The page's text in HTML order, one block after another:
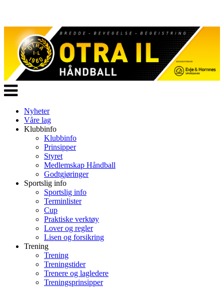
Veksle
navigasjon
Nyheter
Våre lag
Klubbinfo
Klubbinfo
Prinsipper
Styret
Medlemskap Håndball
Godtgjøringer
Sportslig info
Sportslig info
Terminlister
Cup
Praktiske verktøy
Lover og regler
Lisen og forsikring
Trening
Trening
Treningstider
Trenere og lagledere
Treningsprinsipper